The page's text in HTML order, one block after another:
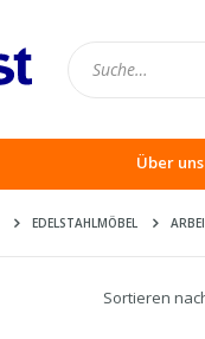
Über uns
EDELSTAHLMÖBEL
Sortieren